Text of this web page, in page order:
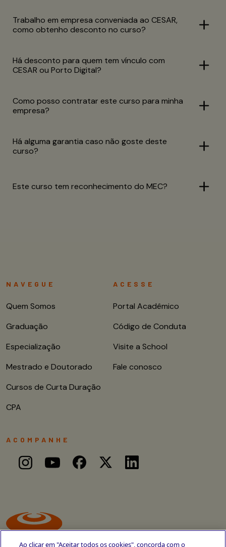
Trabalho em empresa conveniada ao CESAR,
como obtenho desconto no curso?
Há desconto para quem tem vínculo com
CESAR ou Porto Digital?
Como posso contratar este curso para minha
empresa?
Há alguma garantia caso não goste deste
curso?
Este curso tem reconhecimento do MEC?
NAVEGUE
Quem Somos
Graduação
Especialização
Mestrado e Doutorado
Cursos de Curta Duração
CPA
ACESSE
Portal Acadêmico
Código de Conduta
Visite a School
Fale conosco
ACOMPANHE
Ao clicar em "Aceitar todos os cookies", concorda com o